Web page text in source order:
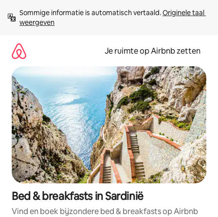
direct
naar
Sommige informatie is automatisch vertaald. Originele taal
weergeven
Je ruimte op Airbnb zetten
Bed & breakfasts in Sardinië
Vind en boek bijzondere bed & breakfasts op Airbnb